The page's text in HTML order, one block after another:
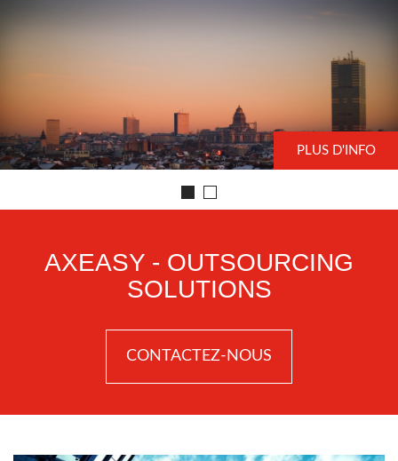
PLUS D'INFO
PLUS D'INFO
AXEASY - OUTSOURCING
SOLUTIONS
CONTACTEZ-NOUS